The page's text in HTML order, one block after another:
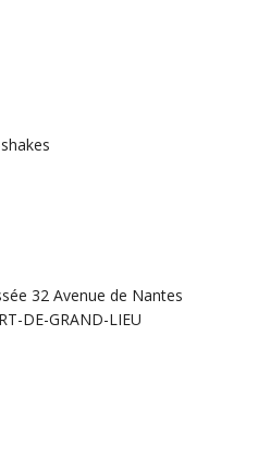
32 Avenue de Nantes
DE-GRAND-LIEU